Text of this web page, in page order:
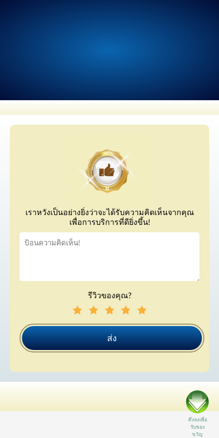
เราหวังเป็นอย่างยิ่งว่าจะได้รับความคิดเห็นจากคุณ
เพื่อการบริการที่ดียิ่งขึ้น!
รีวิวของคุณ?
ส่ง
ดึงลงเพื่อ
รับของ
ขวัญ